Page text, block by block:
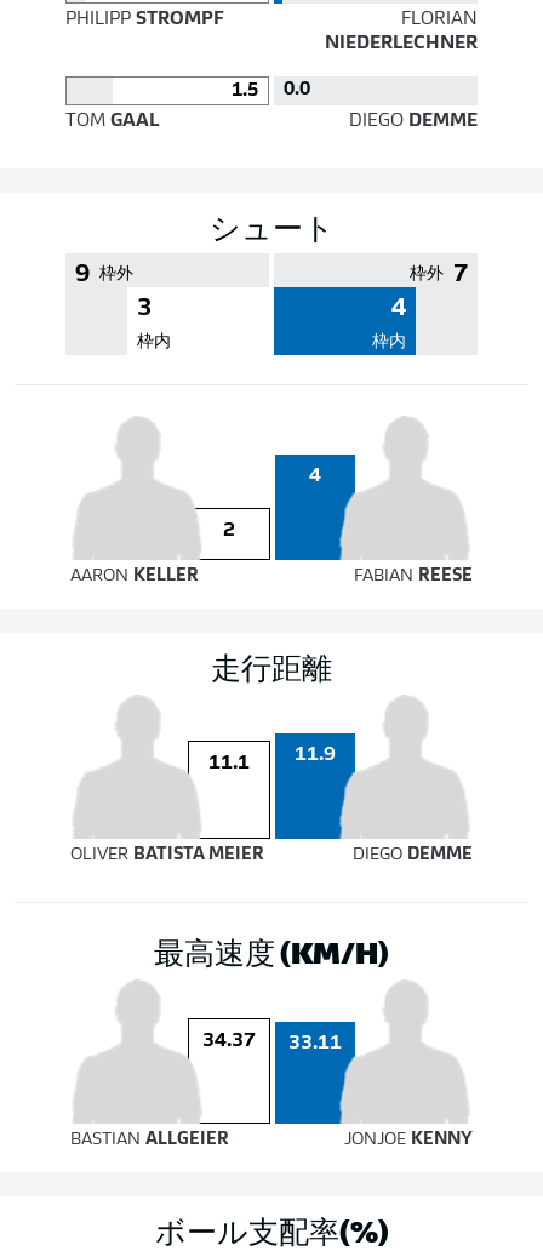
PHILIPP STROMPF
FLORIAN
NIEDERLECHNER
1.5
0.0
TOM GAAL DIEGODEMME
シュート
9 枠外
3
枠内
7
枠外
4
枠内
2
4
AARON KELLER FABIAN REESE
走行距離
11.1 11.9
OLIVER BATISTA MEIER DIEGO DEMME
最高速度 (KM/H)
34.37 33.11
BASTIAN ALLGEIER JONJOE KENNY
ボール支配率(%)